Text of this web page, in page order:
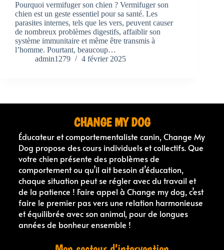
Pourquoi vermifuger son chien ? Vermifuger son
chien est un geste essentiel pour sa santé. Les
parasites internes, tels que les vers, peuvent causer
de nombreux problèmes digestifs, affaiblir son
système immunitaire et même être transmis à
l’homme. Pourtant, beaucoup…
admin1279
4 février 2025
CHANGE MY DOG
Éducateur et comportementaliste canin, Change My
Dog propose des cours individuels et collectifs. Que
votre chien présente des problèmes de
comportement ou qu’il ait besoin d’éducation,
chaque situation peut se régler avec du travail et
de la patience ! Faire appel à Change my dog, c’est
faire le premier pas vers une relation harmonieuse
et équilibrée avec son animal, pour de longues
années de bonheur ensemble !